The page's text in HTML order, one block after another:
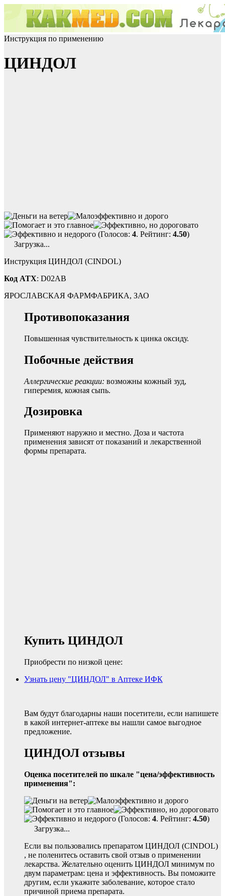
Инструкция по применению
ЦИНДОЛ
(Голосов: 4. Рейтинг: 4.50)
Загрузка...
Инструкция ЦИНДОЛ (CINDOL)
Код ATX: D02AB
ЯРОСЛАВСКАЯ ФАРМФАБРИКА, ЗАО
Противопоказания
Повышенная чувствительность к цинка оксиду.
Побочные действия
Аллергические реакции: возможны кожный зуд,
гиперемия, кожная сыпь.
Дозировка
Применяют наружно и местно. Доза и частота
применения зависят от показаний и лекарственной
формы препарата.
Купить ЦИНДОЛ
Приобрести по низкой цене:
Узнать цену "ЦИНДОЛ" в Аптеке ИФК
Вам будут благодарны наши посетители, если напишете
в какой интернет-аптеке вы нашли самое выгодное
предложение.
ЦИНДОЛ отзывы
Оценка посетителей по шкале "цена/эффективность
применения":
(Голосов: 4. Рейтинг: 4.50)
Загрузка...
Если вы пользовались препаратом ЦИНДОЛ (CINDOL)
, не поленитесь оставить свой отзыв о применении
лекарства. Желательно оценить ЦИНДОЛ минимум по
двум параметрам: цена и эффективность. Вы поможите
другим, если укажите заболевание, которое стало
причиной приема препарата.